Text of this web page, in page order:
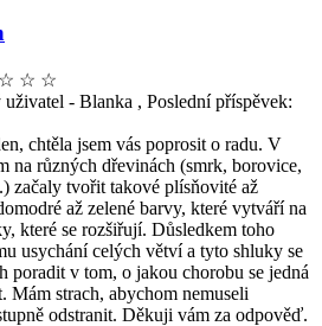
☆ ☆ ☆
- Blanka , Poslední příspěvek:
chtěla jsem vás poprosit o radu. V
na různých dřevinách (smrk, borovice,
začaly tvořit takové plísňovité až
až zelené barvy, které vytváří na
které se rozšiřují. Důsledkem toho
usychání celých větví a tyto shluky se
poradit v tom, o jakou chorobu se jedná
Mám strach, abychom nemuseli
odstranit. Děkuji vám za odpověď.